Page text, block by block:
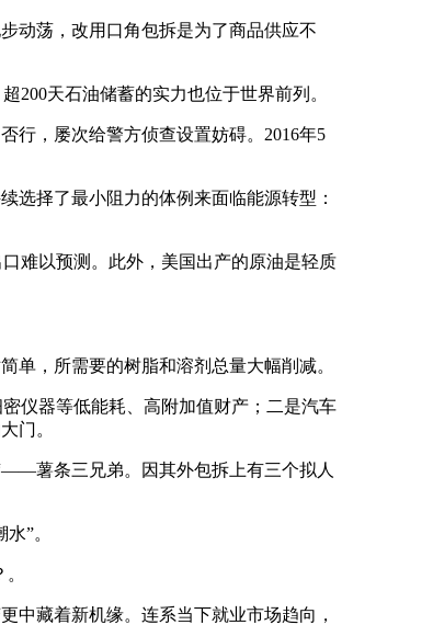
动荡，改用口角包拆是为了商品供应不
天石油储蓄的实力也位于世界前列。
，屡次给警方侦查设置妨碍。2016年5
择了最小阻力的体例来面临能源转型：
难以预测。此外，美国出产的原油是轻质
，所需要的树脂和溶剂总量大幅削减。
仪器等低能耗、高附加值财产；二是汽车
门。
薯条三兄弟。因其外包拆上有三个拟人
”。
藏着新机缘。连系当下就业市场趋向，